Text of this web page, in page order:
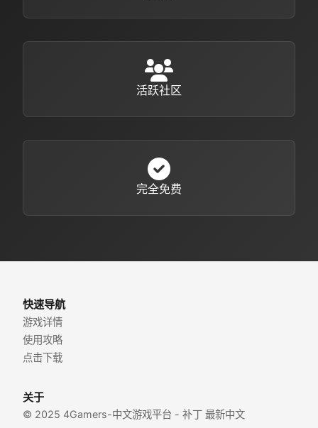
活跃社区
完全免费
快速导航
游戏详情
使用攻略
点击下载
关于
© 2025 4Gamers-中文游戏平台 - 补丁 最新中文